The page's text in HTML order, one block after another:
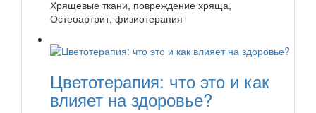
Хрящевые ткани, повреждение хряща,
Остеоартрит, физиотерапия
Цветотерапия: что это и как
влияет на здоровье?